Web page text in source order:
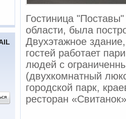
Гостиница
области, была
Двухэтажное
гостей работает
людей с
(двухкомнатный
городской парк,
ресторан